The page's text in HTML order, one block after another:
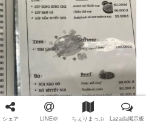
シェア LINE＠ ちぇりまっぷ Lazada掲示板